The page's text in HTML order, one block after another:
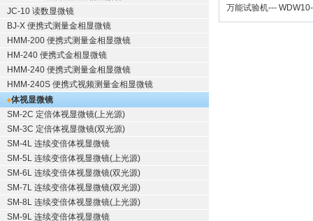
JC-10 读数显微镜
BJ-X 便携式测量金相显微镜
HMM-200 便携式测量金相显微镜
HM-240 便携式金相显微镜
HMM-240 便携式测量金相显微镜
HMM-240S 便携式视频测量金相显微镜
体视显微镜
SM-2C 定倍体视显微镜(上光源)
SM-3C 定倍体视显微镜(双光源)
SM-4L 连续变倍体视显微镜
SM-5L 连续变倍体视显微镜(上光源)
SM-6L 连续变倍体视显微镜(双光源)
SM-7L 连续变倍体视显微镜(双光源)
SM-8L 连续变倍体视显微镜(上光源)
SM-9L 连续变倍体视显微镜
万能试验机---